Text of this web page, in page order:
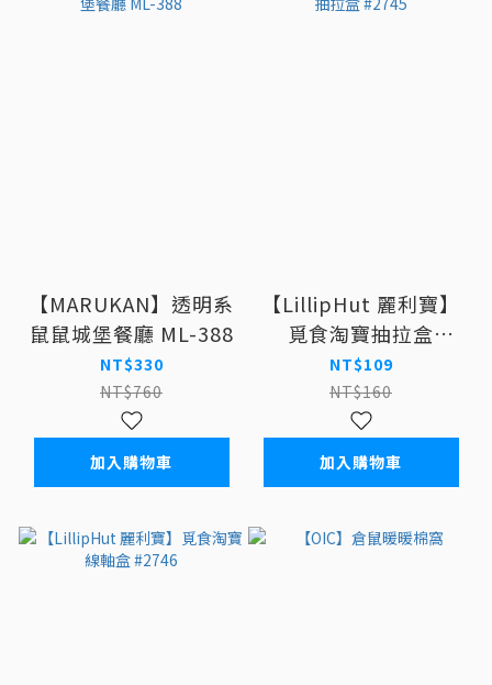
【MARUKAN】透明系
鼠鼠城堡餐廳 ML-388
NT$330
NT$760
加入購物車
【LillipHut 麗利寶】
覓食淘寶抽拉盒
#2745
NT$109
NT$160
加入購物車